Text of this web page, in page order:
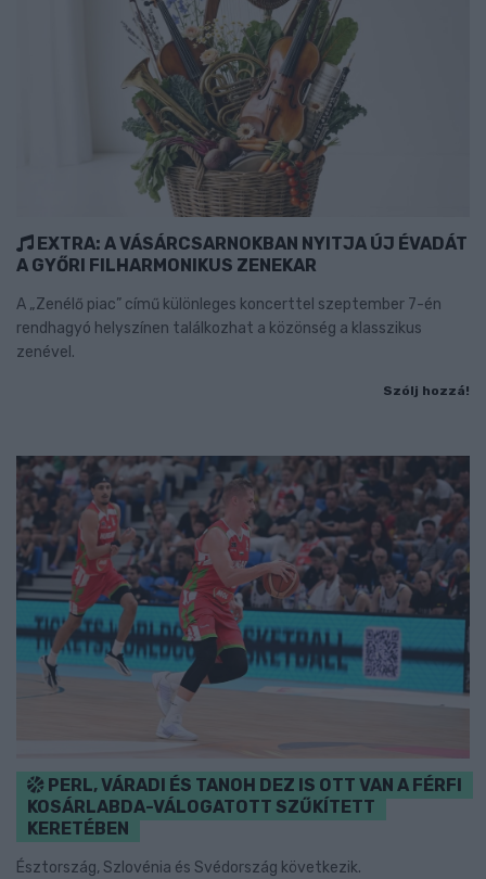
EXTRA: A VÁSÁRCSARNOKBAN NYITJA ÚJ ÉVADÁT
A GYŐRI FILHARMONIKUS ZENEKAR
A „Zenélő piac” című különleges koncerttel szeptember 7-én
rendhagyó helyszínen találkozhat a közönség a klasszikus
zenével.
Szólj hozzá!
PERL, VÁRADI ÉS TANOH DEZ IS OTT VAN A FÉRFI
KOSÁRLABDA-VÁLOGATOTT SZŰKÍTETT
KERETÉBEN
Észtország, Szlovénia és Svédország következik.